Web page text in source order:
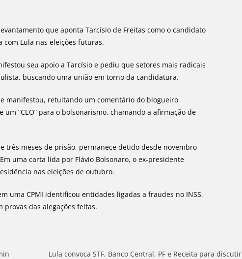
que aponta Tarcísio de Freitas como o candidato
Lula nas eleições futuras.
seu apoio a Tarcísio e pediu que setores mais radicais
buscando uma união em torno da candidatura.
manifestou, retuitando um comentário do blogueiro
“CEO” para o bolsonarismo, chamando a afirmação de
três meses de prisão, permanece detido desde novembro
uma carta lida por Flávio Bolsonaro, o ex-presidente
nas eleições de outubro.
uma CPMI identificou entidades ligadas a fraudes no INSS,
provas das alegações feitas.
Lula convoca STF, Banco Central, PF e Receita para discutir